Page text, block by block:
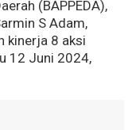
(BAPPEDA),
S Adam,
kinerja 8 aksi
12 Juni 2024,